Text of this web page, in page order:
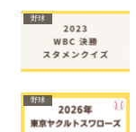
野球
野球